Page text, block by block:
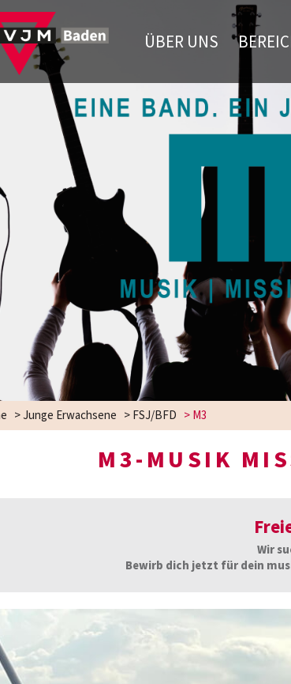
ÜBER UNS
>Junge Erwachsene >FSJ/BFD >M3
M3-MUSIK
Wir
Bewirb dich jetzt für dein